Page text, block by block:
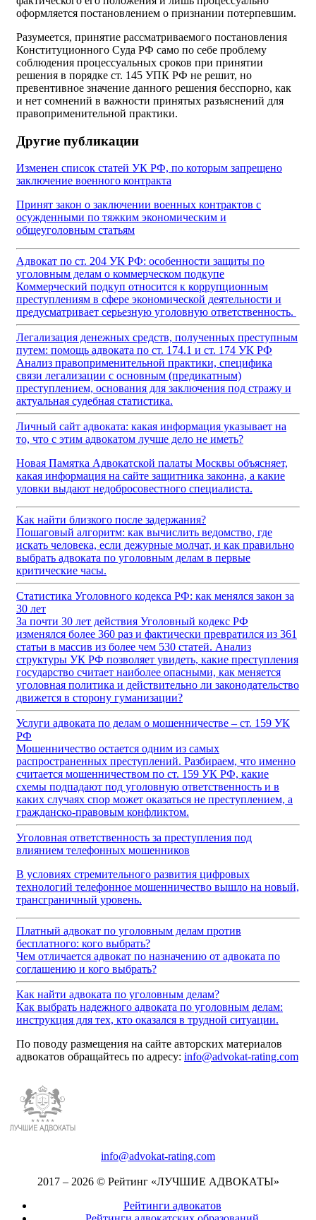
оформляется постановлением о признании потерпевшим.
Разумеется, принятие рассматриваемого постановления
Конституционного Суда РФ само по себе проблему
соблюдения процессуальных сроков при принятии
решения в порядке ст. 145 УПК РФ не решит, но
превентивное значение данного решения бесспорно, как
и нет сомнений в важности принятых разъяснений для
правоприменительной практики.
Другие публикации
Изменен список статей УК РФ, по которым запрещено
заключение военного контракта
Принят закон о заключении военных контрактов с
осужденными по тяжким экономическим и
общеуголовным статьям
Адвокат по ст. 204 УК РФ: особенности защиты по
уголовным делам о коммерческом подкупе
Коммерческий подкуп относится к коррупционным
преступлениям в сфере экономической деятельности и
предусматривает серьезную уголовную ответственность.
Легализация денежных средств, полученных преступным
путем: помощь адвоката по ст. 174.1 и ст. 174 УК РФ
Анализ правоприменительной практики, специфика
связи легализации с основным (предикатным)
преступлением, основания для заключения под стражу и
актуальная судебная статистика.
Личный сайт адвоката: какая информация указывает на
то, что с этим адвокатом лучше дело не иметь?
Новая Памятка Адвокатской палаты Москвы объясняет,
какая информация на сайте защитника законна, а какие
уловки выдают недобросовестного специалиста.
Как найти близкого после задержания?
Пошаговый алгоритм: как вычислить ведомство, где
искать человека, если дежурные молчат, и как правильно
выбрать адвоката по уголовным делам в первые
критические часы.
Статистика Уголовного кодекса РФ: как менялся закон за
30 лет
За почти 30 лет действия Уголовный кодекс РФ
изменялся более 360 раз и фактически превратился из 361
статьи в массив из более чем 530 статей. Анализ
структуры УК РФ позволяет увидеть, какие преступления
государство считает наиболее опасными, как меняется
уголовная политика и действительно ли законодательство
движется в сторону гуманизации?
Услуги адвоката по делам о мошенничестве – ст. 159 УК
РФ
Мошенничество остается одним из самых
распространенных преступлений. Разбираем, что именно
считается мошенничеством по ст. 159 УК РФ, какие
схемы подпадают под уголовную ответственность и в
каких случаях спор может оказаться не преступлением, а
гражданско-правовым конфликтом.
Уголовная ответственность за преступления под
влиянием телефонных мошенников
В условиях стремительного развития цифровых
технологий телефонное мошенничество вышло на новый,
трансграничный уровень.
Платный адвокат по уголовным делам против
бесплатного: кого выбрать?
Чем отличается адвокат по назначению от адвоката по
соглашению и кого выбрать?
Как найти адвоката по уголовным делам?
Как выбрать надежного адвоката по уголовным делам:
инструкция для тех, кто оказался в трудной ситуации.
По поводу размещения на сайте авторских материалов
адвокатов обращайтесь по адресу: info@advokat-rating.com
info@advokat-rating.com
2017 – 2026 © Рейтинг «ЛУЧШИЕ АДВОКАТЫ»
Рейтинги адвокатов